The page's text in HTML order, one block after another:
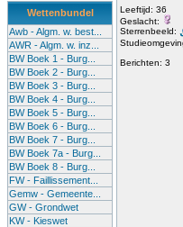
Wettenbundel
Awb - Algm. w. best...
AWR - Algm. w. inz...
BW Boek 1 - Burg...
BW Boek 2 - Burg...
BW Boek 3 - Burg...
BW Boek 4 - Burg...
BW Boek 5 - Burg...
BW Boek 6 - Burg...
BW Boek 7 - Burg...
BW Boek 7a - Burg...
BW Boek 8 - Burg...
FW - Faillissement...
Gemw - Gemeente...
GW - Grondwet
KW - Kieswet
Leeftijd: 36
Geslacht:
Sterrenbeeld:
Berichten: 3